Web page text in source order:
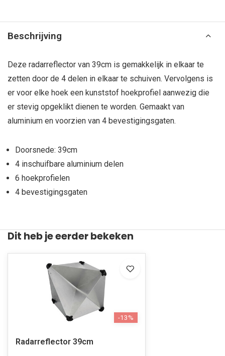
Beschrijving
Deze radarreflector van 39cm is gemakkelijk in elkaar te
zetten door de 4 delen in elkaar te schuiven. Vervolgens is
er voor elke hoek een kunststof hoekprofiel aanwezig die
er stevig opgeklikt dienen te worden. Gemaakt van
aluminium en voorzien van 4 bevestigingsgaten.
Doorsnede: 39cm
4 inschuifbare aluminium delen
6 hoekprofielen
4 bevestigingsgaten
Dit heb je eerder bekeken
-13%
Radarreflector 39cm